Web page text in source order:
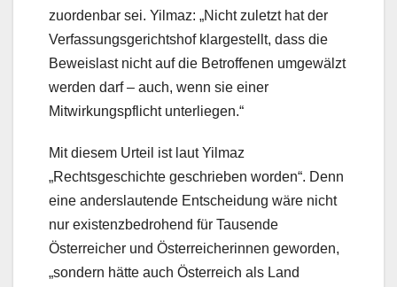
zuordenbar sei. Yilmaz: „Nicht zuletzt hat der
Verfassungsgerichtshof klargestellt, dass die
Beweislast nicht auf die Betroffenen umgewälzt
werden darf – auch, wenn sie einer
Mitwirkungspflicht unterliegen.“
Mit diesem Urteil ist laut Yilmaz
„Rechtsgeschichte geschrieben worden“. Denn
eine anderslautende Entscheidung wäre nicht
nur existenzbedrohend für Tausende
Österreicher und Österreicherinnen geworden,
„sondern hätte auch Österreich als Land